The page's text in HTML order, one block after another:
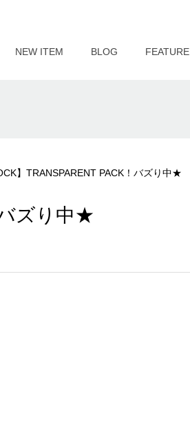
NEW ITEM BLOG FEATURE
】TRANSPARENT PACK！バズり中★
バズり中★